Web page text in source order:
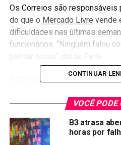
Os Correios são responsáveis
do que o Mercado Livre vende
dificuldades nas últimas
funcionários. “Ninguém falou
Empresas ligadas ao setor de
eventual participação no
Mercadolivre, FeDex e DHL,
aquisição dos correios.
CONTINUAR
VOCÊ
B3 atrasa
horas por